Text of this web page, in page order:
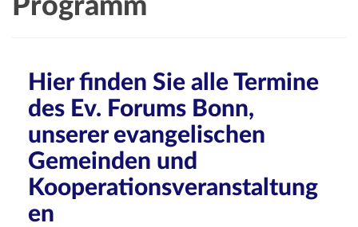
Programm
Hier finden Sie alle Termine
des Ev. Forums Bonn,
unserer evangelischen
Gemeinden und
Kooperationsveranstaltung
en